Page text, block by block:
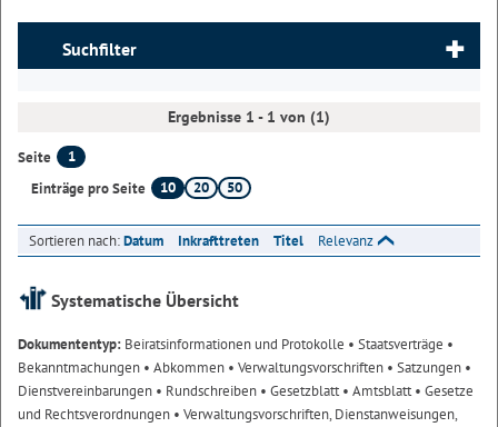
Suchfilter
Ergebnisse 1 - 1 von (1)
Seite
1
Einträge pro Seite
10 20 50
Sortieren nach:Datum Inkrafttreten Titel Relevanz
Systematische Übersicht
Dokumententyp: Beiratsinformationen und Protokolle • Staatsverträge •
Bekanntmachungen • Abkommen • Verwaltungsvorschriften • Satzungen •
Dienstvereinbarungen • Rundschreiben • Gesetzblatt• Amtsblatt• Gesetze
und Rechtsverordnungen • Verwaltungsvorschriften, Dienstanweisungen,